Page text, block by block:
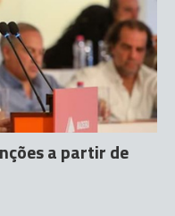
a partir de